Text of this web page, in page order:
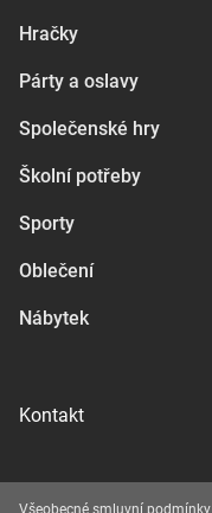
Hračky
Párty a oslavy
Společenské hry
Školní potřeby
Sporty
Oblečení
Nábytek
Kontakt
Všeobecné smluvní podmínky